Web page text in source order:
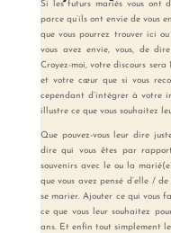
Si les futurs mariés vous ont
parce qu’ils ont envie de vous
que vous pourrez trouver ici
vous avez envie, vous, de
Croyez-moi, votre discours
et votre cœur que si vous
cependant d’intégrer à votre
illustre ce que vous souhaitez
Que pouvez-vous leur dire
dire qui vous êtes par
souvenirs avec le ou la
que vous avez pensé d’elle /
se marier. Ajouter ce qui vous
ce que vous leur souhaitez
ans. Et enfin tout simplement